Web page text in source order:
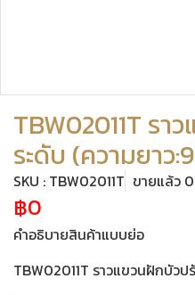
TBW02011T ร
ระดับ (ความยาว
SKU : TBW02011T ขายแล้ว
฿0
คำอธิบายสินค้าแบบย่อ
TBW02011T ราวแขวนฝักบัว